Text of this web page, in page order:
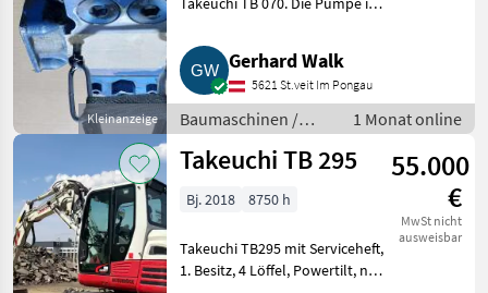
Kleinanzeige
Austausch der defekten Pumpe
verkauft. Tauschpumpe ist
lagernd. Baumaschin
Gerhard Walk
5621 St.veit Im Pongau
Baumaschinen /
Mobilbagger
1 Monat online
Takeuchi TB 295
55.000
€
MwSt nicht
ausweisbar
Bj. 2018 8750 h
Takeuchi TB295 mit Serviceheft,
1. Besitz, 4 Löffel, Powertilt, neu